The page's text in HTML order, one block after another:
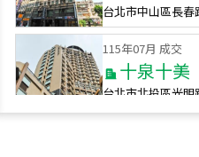
115年07月 成交
十泉十美
台北市北投區光明路
115年07月 成交